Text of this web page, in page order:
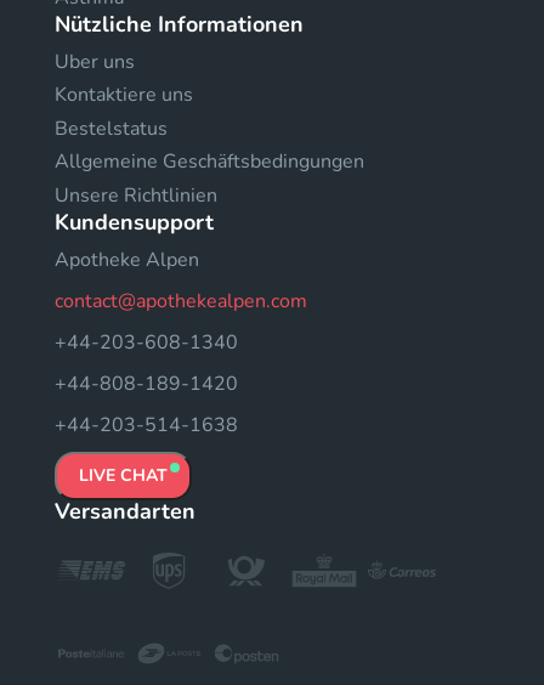
Nützliche Informationen
Uber uns
Kontaktiere uns
Bestelstatus
Allgemeine Geschäftsbedingungen
Unsere Richtlinien
Kundensupport
Apotheke Alpen
contact@apothekealpen.com
+44-203-608-1340
+44-808-189-1420
+44-203-514-1638
LIVE CHAT
Versandarten